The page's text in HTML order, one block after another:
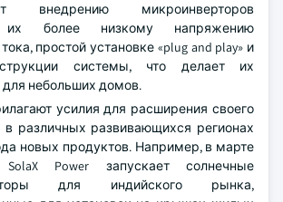
внедрению микроинверторов
их более низкому напряжению
простой установке «plug and play» и
системы, что делает их
небольших домов.
усилия для расширения своего
в различных развивающихся регионах
новых продуктов. Например, в марте
Power запускает солнечные
для индийского рынка,